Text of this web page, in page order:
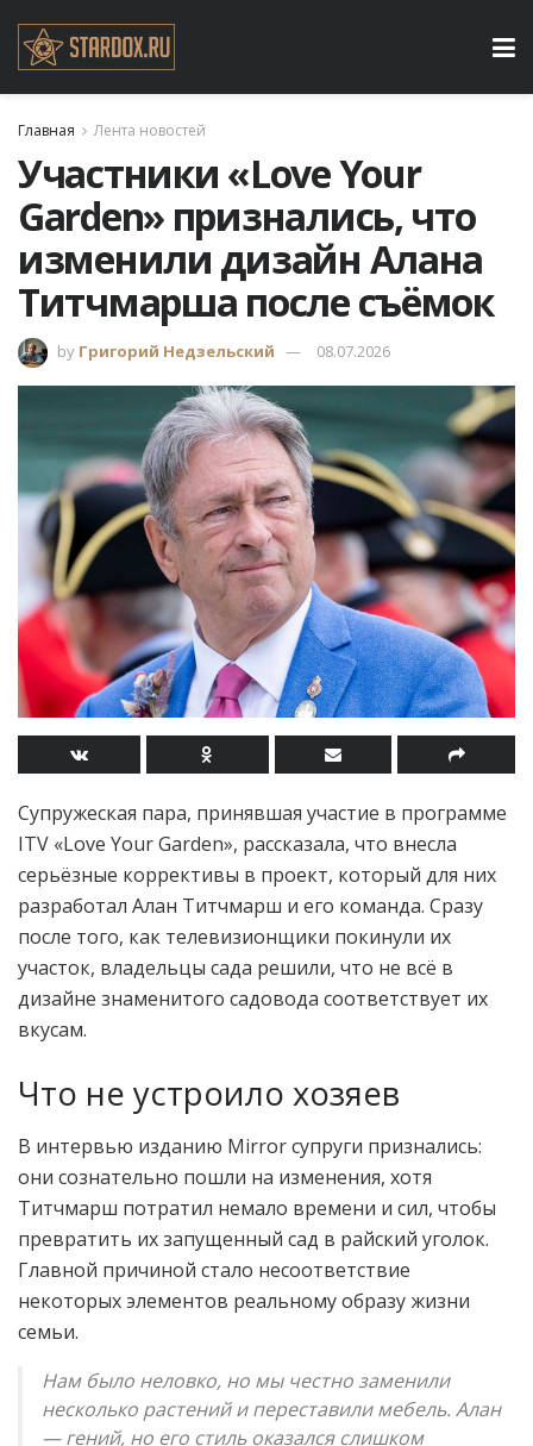
Главная Лента новостей
Участники «Love Your
Garden» признались, что
изменили дизайн Алана
Титчмарша после съёмок
by Григорий Недзельский 08.07.2026
Супружеская пара, принявшая участие в программе
ITV «Love Your Garden», рассказала, что внесла
серьёзные коррективы в проект, который для них
разработал Алан Титчмарш и его команда. Сразу
после того, как телевизионщики покинули их
участок, владельцы сада решили, что не всё в
дизайне знаменитого садовода соответствует их
вкусам.
Что не устроило хозяев
В интервью изданию Mirror супруги признались:
они сознательно пошли на изменения, хотя
Титчмарш потратил немало времени и сил, чтобы
превратить их запущенный сад в райский уголок.
Главной причиной стало несоответствие
некоторых элементов реальному образу жизни
семьи.
Нам было неловко, но мы честно заменили
несколько растений и переставили мебель. Алан
— гений, но его стиль оказался слишком